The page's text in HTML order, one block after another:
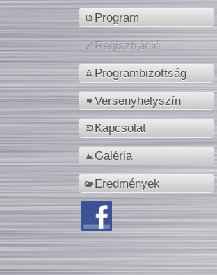
Program
Regisztráció
Programbizottság
Versenyhelyszín
Kapcsolat
Galéria
Eredmények